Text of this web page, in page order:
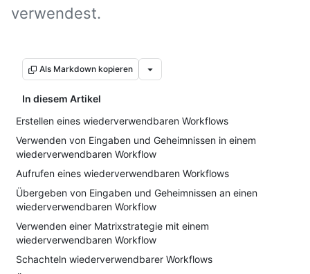
verwendest.
Als Markdown kopieren
In diesem Artikel
Erstellen eines wiederverwendbaren Workflows
Verwenden von Eingaben und Geheimnissen in einem
wiederverwendbaren Workflow
Aufrufen eines wiederverwendbaren Workflows
Übergeben von Eingaben und Geheimnissen an einen
wiederverwendbaren Workflow
Verwenden einer Matrixstrategie mit einem
wiederverwendbaren Workflow
Schachteln wiederverwendbarer Workflows